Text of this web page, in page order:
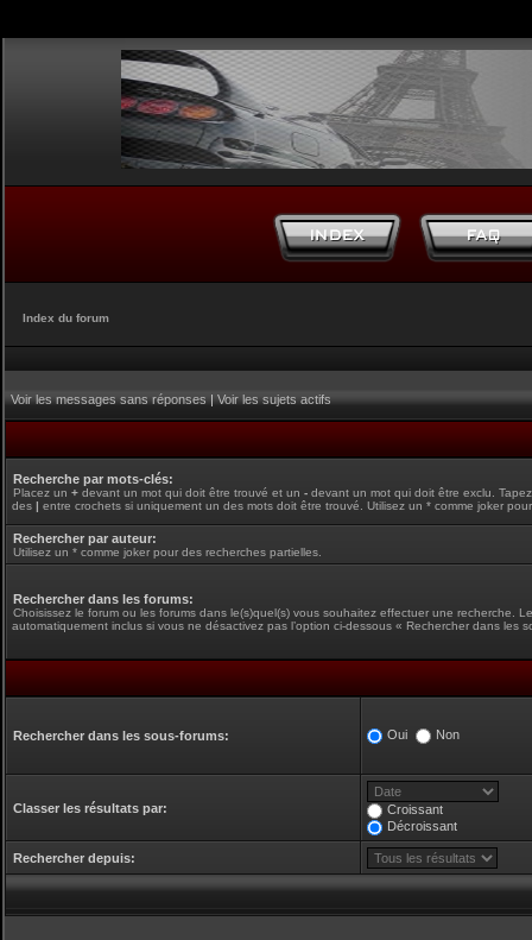
Index du forum
Voir les messages sans réponses|Voir les sujets actifs
Recherche par mots-clés:
Placez un + devant un mot qui doit être trouvé et un - devant un mot qui doit être exclu.
des | entre crochets si uniquement un des mots doit être trouvé. Utilisez un * comme joker
Rechercher par auteur:
Utilisez un * comme joker pour des recherches partielles.
Rechercher dans les forums:
Choisissez le forum ou les forums dans le(s)quel(s) vous souhaitez effectuer une recherche.
automatiquement inclus si vous ne désactivez pas l’option ci-dessous « Rechercher dans les
Rechercher dans les sous-forums: Oui Non
Classer les résultats par:
Croissant
Décroissant
Rechercher depuis: